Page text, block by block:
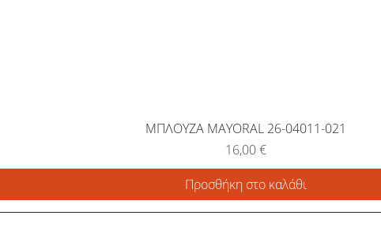
ΜΠΛΟΥΖΑ MAYORAL 26-04011-021
Τιμή
16,00 €
Προσθήκη στο καλάθι